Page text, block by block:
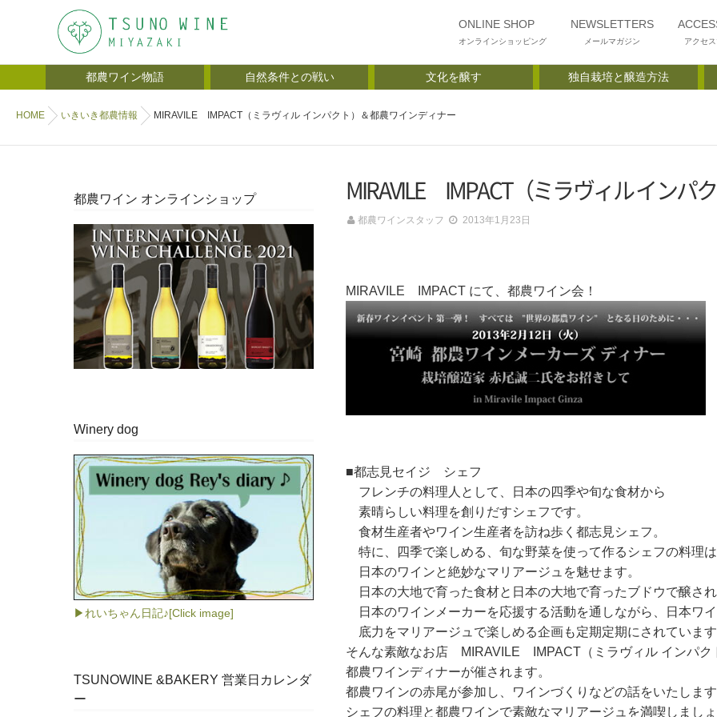
ONLINE SHOP
オンラインショッピング
NEWSLETTERS
メールマガジン アクセ
都農ワイン物語 自然条件との戦い 文化を醸す 独自栽培と醸造方法
HOME いきいき都農情報 MIRAVILE IMPACT（ミラヴィル インパクト）＆都農ワインディナー
MIRAVILE IMPACT（ミラヴィル インパ
都農ワインスタッフ 2013年1月23日
MIRAVILE IMPACT にて、都農ワイン会！
■都志見セイジ シェフ
フレンチの料理人として、日本の四季や旬な食材から
素晴らしい料理を創りだすシェフです。
食材生産者やワイン生産者を訪ね歩く都志見シェフ。
特に、四季で楽しめる、旬な野菜を使って作るシェフの料理は
日本のワインと絶妙なマリアージュを魅せます。
日本の大地で育った食材と日本の大地で育ったブドウで醸され
日本のワインメーカーを応援する活動を通しながら、日本ワ
底力をマリアージュで楽しめる企画も定期定期にされています
そんな素敵なお店 MIRAVILE IMPACT（ミラヴィル インパク
都農ワインディナーが催されます。
都農ワインの赤尾が参加し、ワインづくりなどの話をいたします
シェフの料理と都農ワインで素敵なマリアージュを満喫しましょ
都農ワイン オンラインショップ
Winery dog
▶れいちゃん日記♪[Click image]
TSUNOWINE &BAKERY 営業日カレンダ
ー